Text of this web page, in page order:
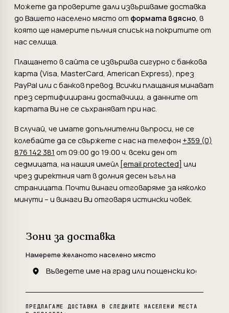
Можете да проверите дали извършваме доставка
до Вашето населено място от формата вдясно, в
която ще намерите пълния списък на покритите от
нас селища.
Плащането в сайта се извършва сигурно с банкова
карта (Visa, MasterCard, American Express), през
PayPal или с банков превод. Всички плащания минават
през сертифицирани доставчици, а данните от
картата Ви не се съхраняват при нас.
В случай, че имате допълнителни въпроси, не се
колебайте да се свържете с нас на телефон +359 (0)
876 142 381 от 09:00 до 19:00 ч. всеки ден от
седмицата, на нашия имейл [email protected] или
чрез директния чат в долния десен ъгъл на
страницата. Почти винаги отговаряме за няколко
минути – и винаги Ви отговаря истински човек.
Зони за доставка
Намерете желаното населено място
ПРЕДЛАГАМЕ ДОСТАВКА В СЛЕДНИТЕ НАСЕЛЕНИ МЕСТА